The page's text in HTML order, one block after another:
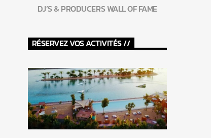
DJ’S & PRODUCERS WALL OF FAME
RÉSERVEZ VOS ACTIVITÉS //